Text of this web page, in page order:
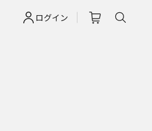
ログイン